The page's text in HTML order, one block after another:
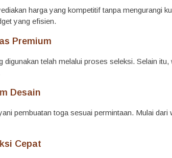
harga yang kompetitif tanpa mengurangi
yang efisien.
Premium
digunakan telah melalui proses seleksi. Selain
Desain
pembuatan toga sesuai permintaan. Mulai
Cepat